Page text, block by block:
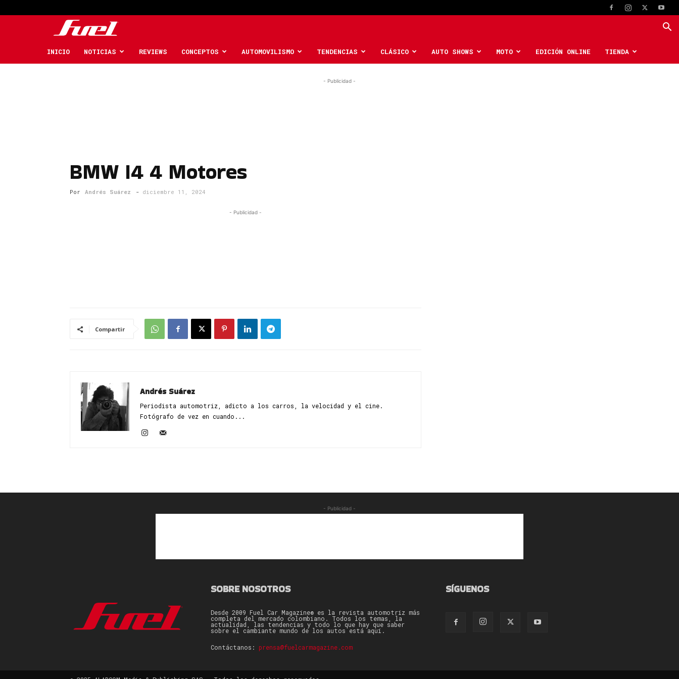
Car
INICIO NOTICIAS REVIEWS CONCEPTOS AUTOMOVILISMO TENDENCIAS CLÁSICO AUTO SHOWS MOTO EDICIÓN ONLINE TIENDA
- Publicidad -
BMW I4 4 Motores
Por Andrés Suárez - diciembre 11, 2024
- Publicidad -
Compartir
Andrés Suárez
Periodista automotriz, adicto a los carros, la velocidad y el cine.
Fotógrafo de vez en cuando...
- Publicidad -
SOBRE NOSOTROS
Desde 2009 Fuel Car Magazine® es la revista automotriz más
completa del mercado colombiano. Todos los temas, la
actualidad, las tendencias y todo lo que hay que saber
sobre el cambiante mundo de los autos está aquí.
Contáctanos: prensa@fuelcarmagazine.com
SÍGUENOS